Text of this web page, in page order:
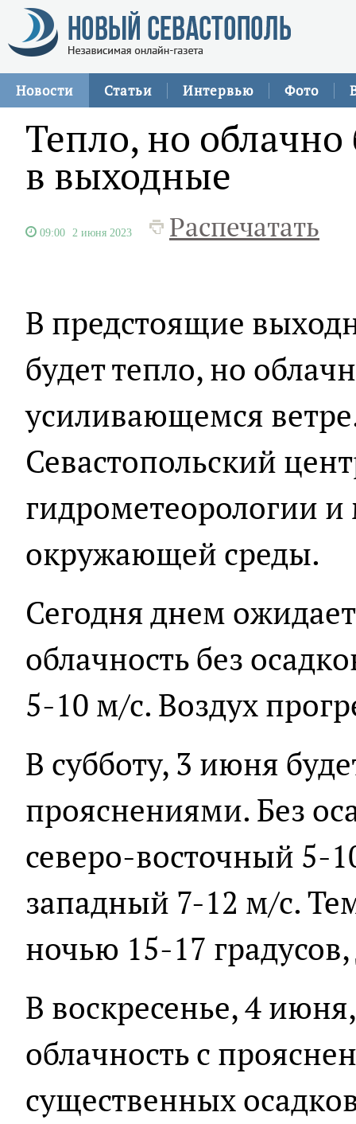
Новости Статьи Интервью Фото
Тепло, но облачно
в выходные
09:00 2 июня 2023 Распечатать
В предстоящие
будет тепло, но
усиливающемся
Севастопольский
гидрометеорологии
окружающей среды.
Сегодня днем
облачность без
5-10 м/с. Воздух
В субботу, 3 июня
прояснениями. Без
северо-восточный 5-
западный 7-12 м/с.
ночью 15-17
В воскресенье, 4
облачность с
существенных